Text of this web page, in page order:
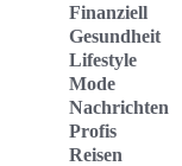
Finanziell
Gesundheit
Lifestyle
Mode
Nachrichten
Profis
Reisen